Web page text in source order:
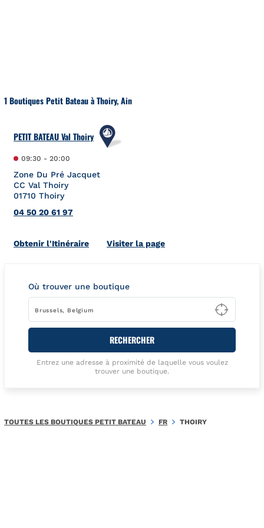
1 Boutiques Petit Bateau à Thoiry, Ain
PETIT BATEAU Val Thoiry
09:30 - 20:00
Zone Du Pré Jacquet
CC Val Thoiry
01710 Thoiry
04 50 20 61 97
Obtenir l'ItinéraireLink Opens in New Tab
Visiter la page
Où trouver une boutique
Type
RECHERCHER
Entrez une adresse à proximité de laquelle vous voulez
trouver une boutique.
TOUTES LES BOUTIQUES PETIT BATEAU FR THOIRY